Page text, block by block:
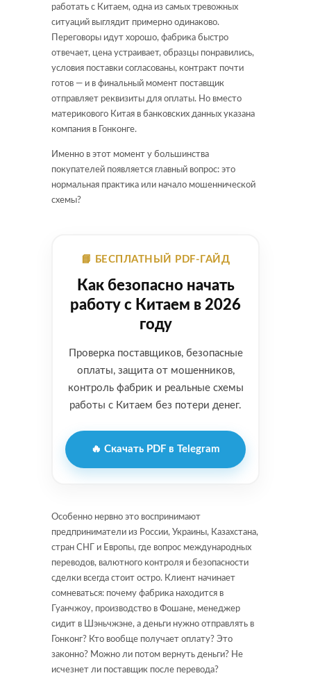
работать с Китаем, одна из самых тревожных
ситуаций выглядит примерно одинаково.
Переговоры идут хорошо, фабрика быстро
отвечает, цена устраивает, образцы понравились,
условия поставки согласованы, контракт почти
готов — и в финальный момент поставщик
отправляет реквизиты для оплаты. Но вместо
материкового Китая в банковских данных указана
компания в Гонконге.
Именно в этот момент у большинства
покупателей появляется главный вопрос: это
нормальная практика или начало мошеннической
схемы?
📘 БЕСПЛАТНЫЙ PDF-ГАЙД
Как безопасно начать
работу с Китаем в 2026
году
Проверка поставщиков, безопасные
оплаты, защита от мошенников,
контроль фабрик и реальные схемы
работы с Китаем без потери денег.
🔥 Скачать PDF в Telegram
Особенно нервно это воспринимают
предприниматели из России, Украины, Казахстана,
стран СНГ и Европы, где вопрос международных
переводов, валютного контроля и безопасности
сделки всегда стоит остро. Клиент начинает
сомневаться: почему фабрика находится в
Гуанчжоу, производство в Фошане, менеджер
сидит в Шэньчжэне, а деньги нужно отправлять в
Гонконг? Кто вообще получает оплату? Это
законно? Можно ли потом вернуть деньги? Не
исчезнет ли поставщик после перевода?